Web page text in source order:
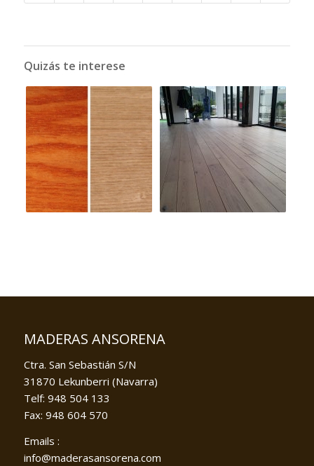
Quizás te interese
MADERAS ANSORENA
Ctra. San Sebastián S/N
31870 Lekunberri (Navarra)
Telf: 948 504 133
Fax: 948 604 570
Emails :
info@maderasansorena.com